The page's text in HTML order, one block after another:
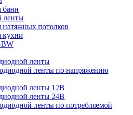
бани
ленты
натяжных потолков
кухни
ленты
ленты по напряжению
ленты 12В
ленты 24В
ленты по потребляемой